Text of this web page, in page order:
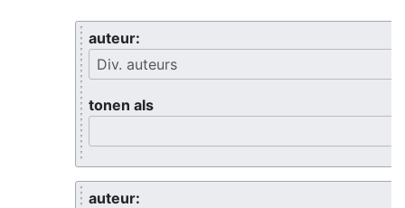
auteur:
tonen als
auteur: